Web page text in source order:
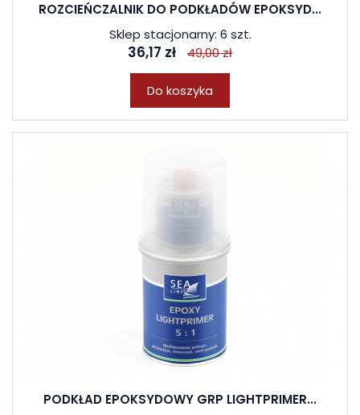
ROZCIEŃCZALNIK DO PODKŁADÓW EPOKSYD...
Sklep stacjonarny: 6 szt.
36,17 zł 49,00 zł
Do koszyka
PODKŁAD EPOKSYDOWY GRP LIGHTPRIMER...